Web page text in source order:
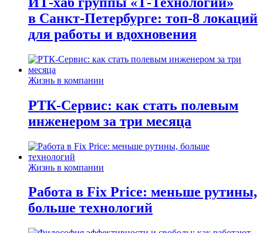
в Санкт-Петербурге: топ-8 локаций
для работы и вдохновения
Жизнь в компании
РТК-Сервис: как стать полевым
инженером за три месяца
Жизнь в компании
Работа в Fix Price: меньше рутины,
больше технологий